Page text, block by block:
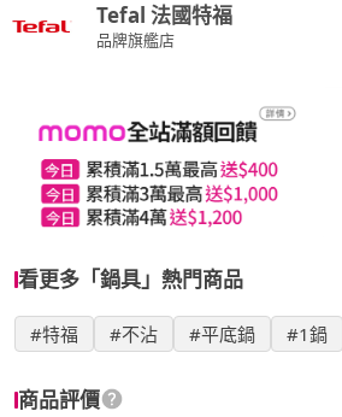
Tefal 法國特福
品牌旗艦店
看更多「鍋具」熱門商品
#特福 #不沾 #平底鍋 #1鍋
商品評價